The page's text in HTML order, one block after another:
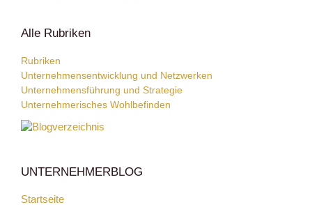
Alle Rubriken
Rubriken
Unternehmensentwicklung und Netzwerken
Unternehmensführung und Strategie
Unternehmerisches Wohlbefinden
UNTERNEHMERBLOG
Startseite